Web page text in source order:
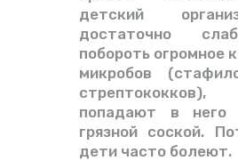
детский
достаточно
побороть огромное
микробов
попадают в него
грязной соской.
дети часто болеют.